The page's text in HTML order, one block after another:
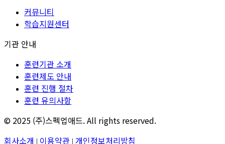
커뮤니티
학습지원센터
기관 안내
훈련기관 소개
훈련제도 안내
훈련 진행 절차
훈련 유의사항
© 2025 (주)스펙업애드. All rights reserved.
회사소개 | 이용약관 | 개인정보처리방침